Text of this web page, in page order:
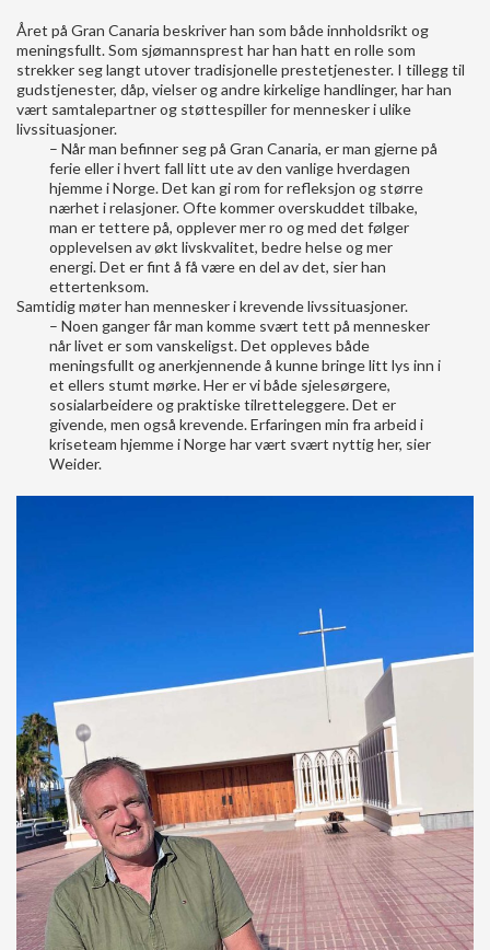
Året på Gran Canaria beskriver han som både innholdsrikt og
meningsfullt. Som sjømannsprest har han hatt en rolle som
strekker seg langt utover tradisjonelle prestetjenester. I tillegg til
gudstjenester, dåp, vielser og andre kirkelige handlinger, har han
vært samtalepartner og støttespiller for mennesker i ulike
livssituasjoner.
– Når man befinner seg på Gran Canaria, er man gjerne på
ferie eller i hvert fall litt ute av den vanlige hverdagen
hjemme i Norge. Det kan gi rom for refleksjon og større
nærhet i relasjoner. Ofte kommer overskuddet tilbake,
man er tettere på, opplever mer ro og med det følger
opplevelsen av økt livskvalitet, bedre helse og mer
energi. Det er fint å få være en del av det, sier han
ettertenksom.
Samtidig møter han mennesker i krevende livssituasjoner.
– Noen ganger får man komme svært tett på mennesker
når livet er som vanskeligst. Det oppleves både
meningsfullt og anerkjennende å kunne bringe litt lys inn i
et ellers stumt mørke. Her er vi både sjelesørgere,
sosialarbeidere og praktiske tilretteleggere. Det er
givende, men også krevende. Erfaringen min fra arbeid i
kriseteam hjemme i Norge har vært svært nyttig her, sier
Weider.